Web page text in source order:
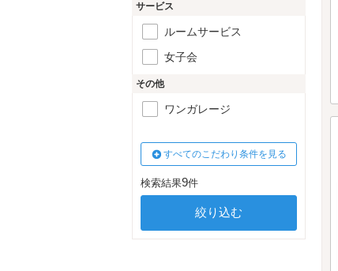
サービス
ルームサービス
女子会
その他
ワンガレージ
すべてのこだわり条件を見る
検索結果9件